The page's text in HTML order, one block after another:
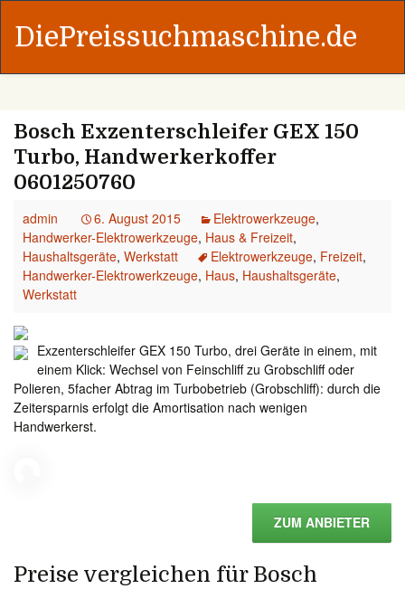
DiePreissuchmaschine.de
Bosch Exzenterschleifer GEX 150
Turbo, Handwerkerkoffer
0601250760
admin 6. August 2015 Elektrowerkzeuge,
Handwerker-Elektrowerkzeuge, Haus & Freizeit,
Haushaltsgeräte, Werkstatt Elektrowerkzeuge, Freizeit,
Handwerker-Elektrowerkzeuge, Haus, Haushaltsgeräte,
Werkstatt
Exzenterschleifer GEX 150 Turbo, drei Geräte in einem, mit
einem Klick: Wechsel von Feinschliff zu Grobschliff oder
Polieren, 5facher Abtrag im Turbobetrieb (Grobschliff): durch die
Zeitersparnis erfolgt die Amortisation nach wenigen
Handwerkerst.
ZUM ANBIETER
Preise vergleichen für Bosch